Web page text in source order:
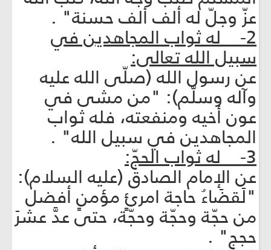
عزّ وجلّ له ألف ألف حسنة" .
2- له ثواب المجاهدين في
سبيل الله تعالى:
عن رسول الله (صلّى الله عليه
وآله وسلّم): "من مشى في
عون أخيه ومنفعته، فله ثواب
المجاهدين في سبيل الله" .
3- له ثواب الحجّ:
عن الإمام الصادق (عليه السلام):
"لَقضَاءُ حاجة امرئٍ مؤمنٍ أفضل
من حجّة وحجّة وحجّة، حتى عدَّ عشرَ
حجج" .